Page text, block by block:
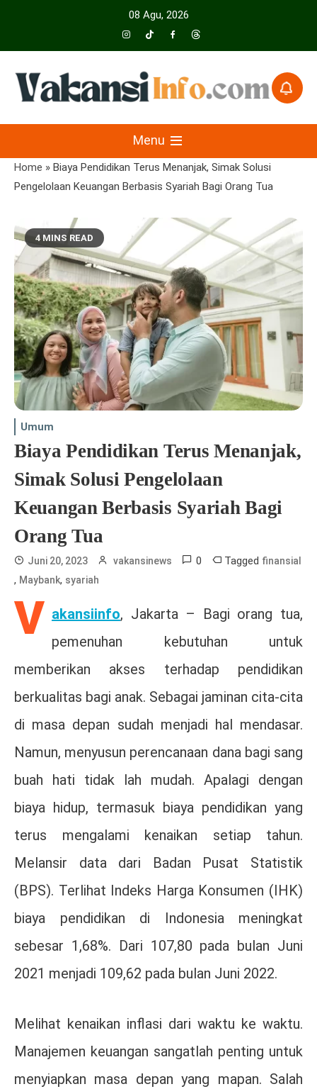
08 Agu, 2026
VakansiinfoMenu
Home » Biaya Pendidikan Terus Menanjak, Simak Solusi
Pengelolaan Keuangan Berbasis Syariah Bagi Orang Tua
4 MINS READ
Umum
Biaya Pendidikan Terus Menanjak,
Simak Solusi Pengelolaan
Keuangan Berbasis Syariah Bagi
Orang Tua
Juni 20, 2023 vakansinews 0 Tagged finansial
, Maybank, syariah
V akansiinfo, Jakarta – Bagi orang tua,
pemenuhan kebutuhan untuk
memberikan akses terhadap pendidikan
berkualitas bagi anak. Sebagai jaminan cita-cita
di masa depan sudah menjadi hal mendasar.
Namun, menyusun perencanaan dana bagi sang
buah hati tidak lah mudah. Apalagi dengan
biaya hidup, termasuk biaya pendidikan yang
terus mengalami kenaikan setiap tahun.
Melansir data dari Badan Pusat Statistik
(BPS). Terlihat Indeks Harga Konsumen (IHK)
biaya pendidikan di Indonesia meningkat
sebesar 1,68%. Dari 107,80 pada bulan Juni
2021 menjadi 109,62 pada bulan Juni 2022.
Melihat kenaikan inflasi dari waktu ke waktu.
Manajemen keuangan sangatlah penting untuk
menyiapkan masa depan yang mapan. Salah